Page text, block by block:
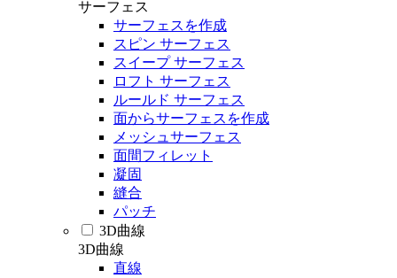
サーフェス
サーフェスを作成
スピン サーフェス
スイープ サーフェス
ロフト サーフェス
ルールド サーフェス
面からサーフェスを作成
メッシュサーフェス
面間フィレット
凝固
縫合
パッチ
3D曲線
3D曲線
直線